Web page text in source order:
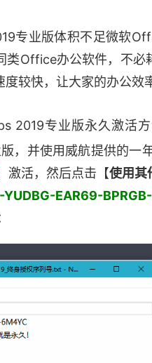
专业版体积不足微软
类Office办公软件，不必
较快，让大家的办公效
2019专业版永久激活
，并使用威航提供的一
激活，然后点击【使用其
EAR69-